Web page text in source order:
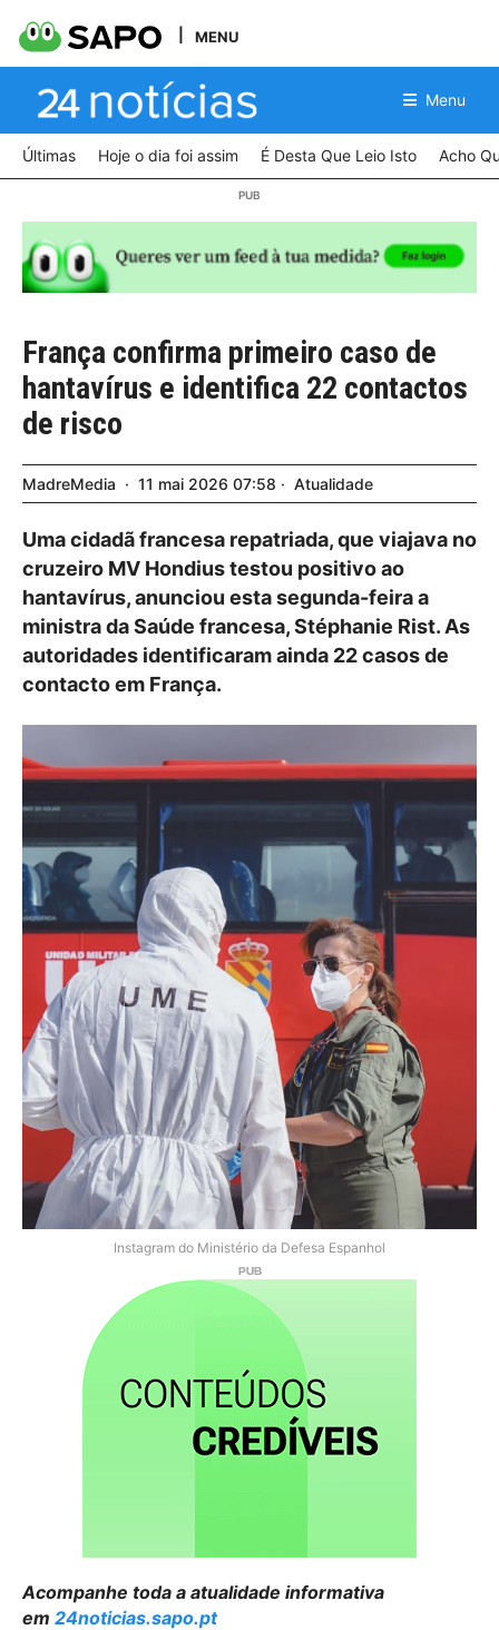
MENU
Menu
Últimas Hoje o dia foi assim É Desta Que Leio Isto Acho
França confirma primeiro caso de
hantavírus e identifica 22 contactos
de risco
MadreMedia 11 mai 2026 07:58 Atualidade
Uma cidadã francesa repatriada, que viajava no
cruzeiro MV Hondius testou positivo ao
hantavírus, anunciou esta segunda-feira a
ministra da Saúde francesa, Stéphanie Rist. As
autoridades identificaram ainda 22 casos de
contacto em França.
Instagram do Ministério da Defesa Espanhol
Acompanhe toda a atualidade informativa
em 24noticias.sapo.pt